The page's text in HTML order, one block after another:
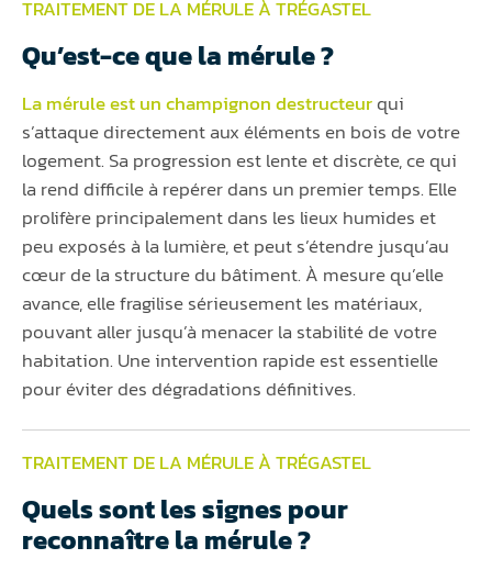
TRAITEMENT DE LA MÉRULE À TRÉGASTEL
Qu’est-ce que la mérule ?
La mérule est un champignon destructeurqui
s’attaque directement aux éléments en bois de votre
logement. Sa progression est lente et discrète, ce qui
la rend difficile à repérer dans un premier temps. Elle
prolifère principalement dans les lieux humides et
peu exposés à la lumière, et peut s’étendre jusqu’au
cœur de la structure du bâtiment. À mesure qu’elle
avance, elle fragilise sérieusement les matériaux,
pouvant aller jusqu’à menacer la stabilité de votre
habitation. Une intervention rapide est essentielle
pour éviter des dégradations définitives.
TRAITEMENT DE LA MÉRULE À TRÉGASTEL
Quels sont les signes pour
reconnaître la mérule ?